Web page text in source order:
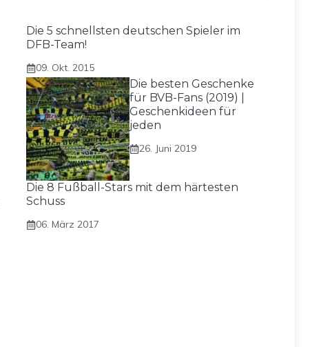
Die 5 schnellsten deutschen Spieler im
DFB-Team!
09. Okt. 2015
Die besten Geschenke
für BVB-Fans (2019) |
Geschenkideen für
jeden
26. Juni 2019
Die 8 Fußball-Stars mit dem härtesten
Schuss
06. März 2017